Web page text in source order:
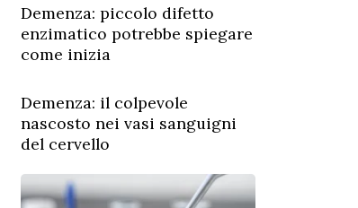
Demenza: piccolo difetto
enzimatico potrebbe spiegare
come inizia
Demenza: il colpevole
nascosto nei vasi sanguigni
del cervello